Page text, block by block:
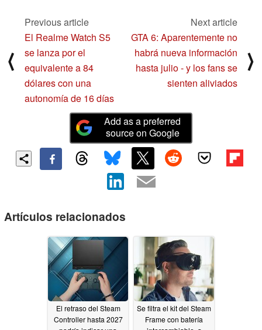
⟨
Previous article
El Realme Watch S5
se lanza por el
equivalente a 84
dólares con una
autonomía de 16 días
Next article
GTA 6: Aparentemente no
habrá nueva información
hasta julio - y los fans se
sienten aliviados
⟩
Add as a preferred
source on Google
Artículos relacionados
El retraso del Steam
Controller hasta 2027
Se filtra el kit del Steam
Frame con batería